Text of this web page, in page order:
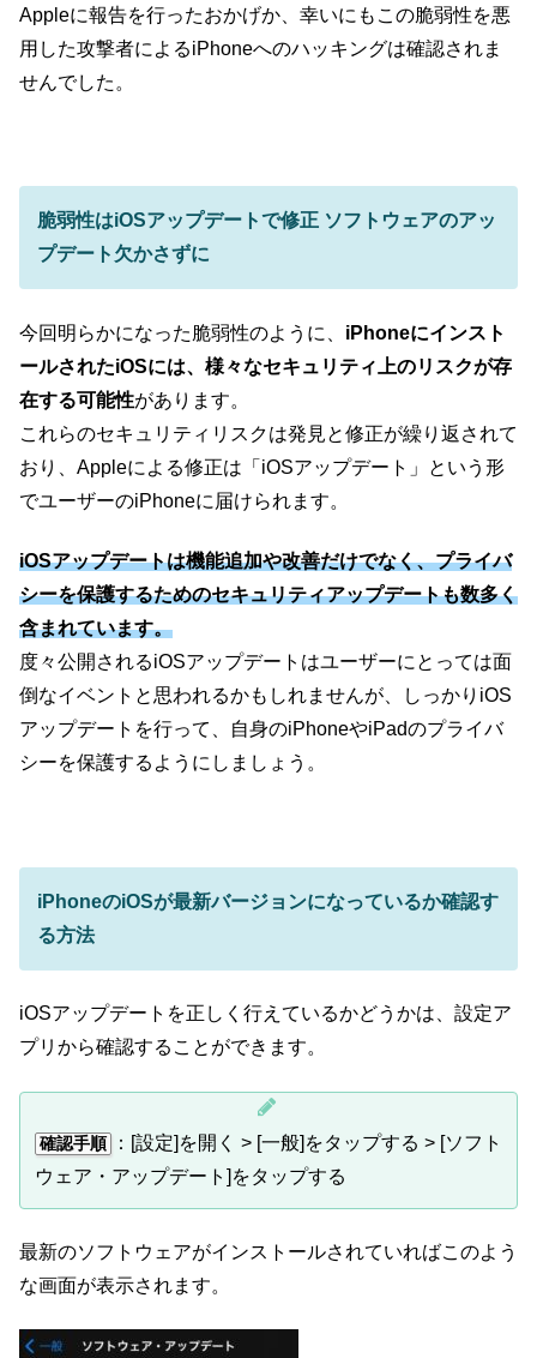
Appleに報告を行ったおかげか、幸いにもこの脆弱性を悪
用した攻撃者によるiPhoneへのハッキングは確認されま
せんでした。
脆弱性はiOSアップデートで修正 ソフトウェアのアッ
プデート欠かさずに
今回明らかになった脆弱性のように、 iPhoneにインスト
ールされたiOSには、様々なセキュリティ上のリスクが存
在する可能性があります。
これらのセキュリティリスクは発見と修正が繰り返されて
おり、Appleによる修正は「iOSアップデート」という形
でユーザーのiPhoneに届けられます。
iOSアップデートは機能追加や改善だけでなく、プライバ
シーを保護するためのセキュリティアップデートも数多く
含まれています。
度々公開されるiOSアップデートはユーザーにとっては面
倒なイベントと思われるかもしれませんが、しっかりiOS
アップデートを行って、自身のiPhoneやiPadのプライバ
シーを保護するようにしましょう。
iPhoneのiOSが最新バージョンになっているか確認す
る方法
iOSアップデートを正しく行えているかどうかは、設定ア
プリから確認することができます。
確認手順
：[設定]を開く > [一般]をタップする > [ソフト
ウェア・アップデート]をタップする
最新のソフトウェアがインストールされていればこのよう
な画面が表示されます。